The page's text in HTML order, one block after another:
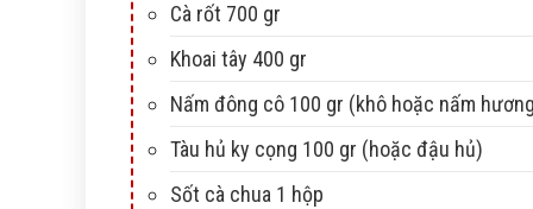
Cà rốt 700 gr
Khoai tây 400 gr
Nấm đông cô 100 gr (khô hoặc nấm
Tàu hủ ky cọng 100 gr (hoặc đậu hủ)
Sốt cà chua 1 hộp